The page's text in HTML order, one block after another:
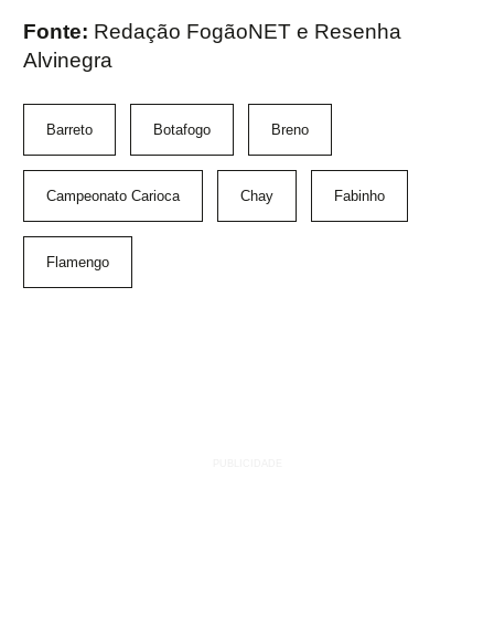
Fonte: Redação FogãoNET e Resenha
Alvinegra
Barreto Botafogo Breno
Campeonato Carioca Chay Fabinho
Flamengo